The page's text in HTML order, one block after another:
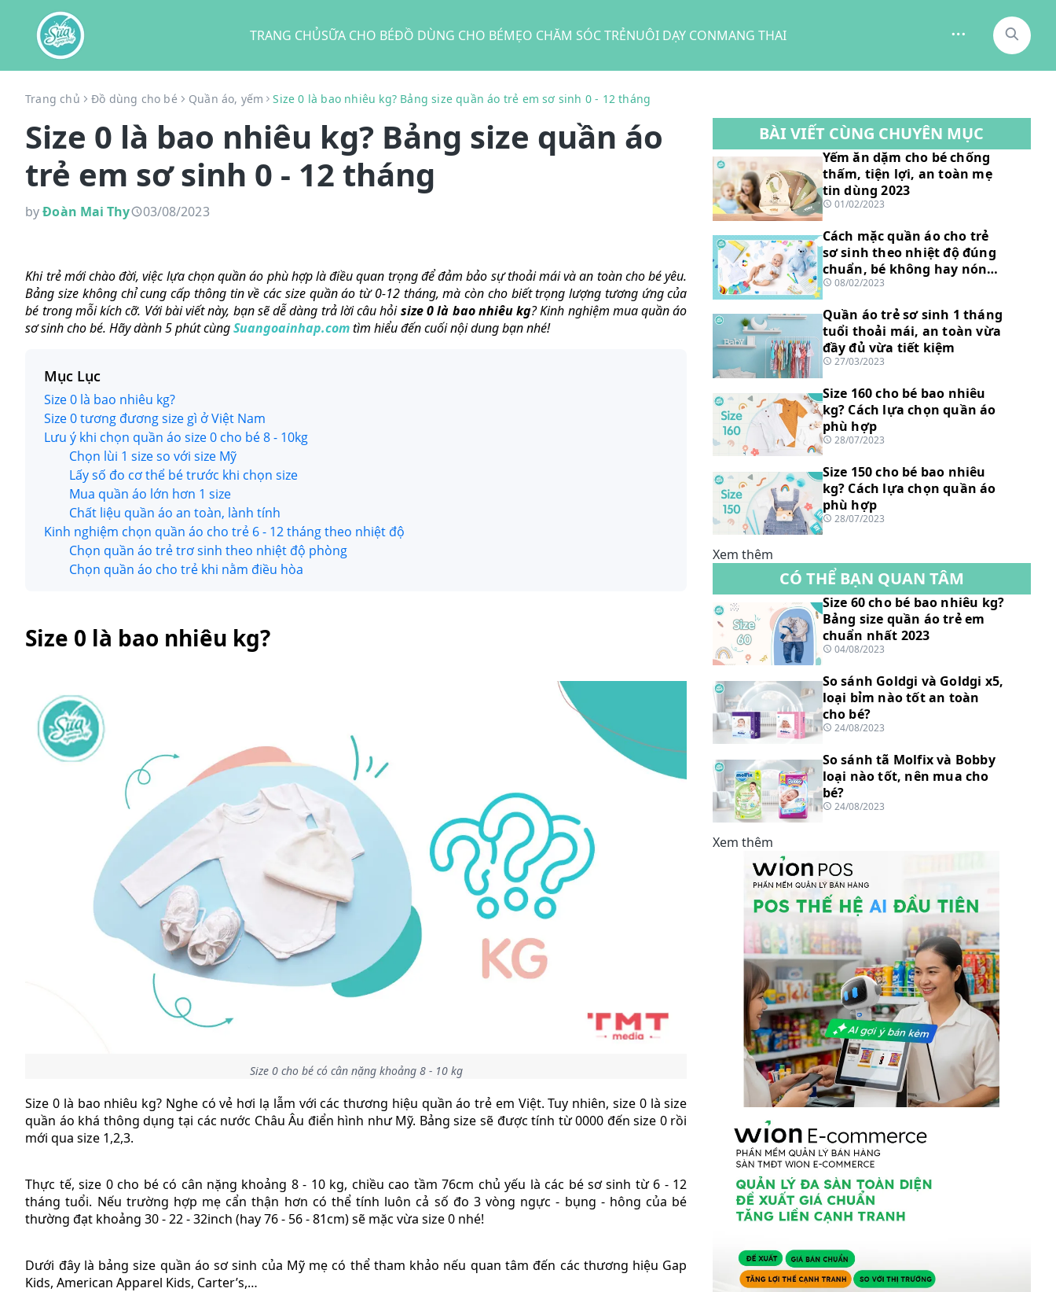
TRANG CHỦSỮA CHO BÉĐỒ DÙNG CHO BÉMẸO CHĂM SÓC TRẺNUÔI DẠY CONMANG THAI
Trang chủ Đồ dùng cho bé Quần áo, yếm Size 0 là bao nhiêu kg? Bảng size quần áo trẻ em sơ sinh 0 - 12 tháng
Size 0 là bao nhiêu kg? Bảng size quần áo
trẻ em sơ sinh 0 - 12 tháng
byĐoàn Mai Thy 03/08/2023
Khi trẻ mới chào đời, việc lựa chọn quần áo phù hợp là điều quan trọng để đảm bảo sự thoải mái và an toàn cho bé yêu.
Bảng size không chỉ cung cấp thông tin về các size quần áo từ 0-12 tháng, mà còn cho biết trọng lượng tương ứng của
bé trong mỗi kích cỡ. Với bài viết này, bạn sẽ dễ dàng trả lời câu hỏisize 0 là bao nhiêu kg? Kinh nghiệm mua quần áo
sơ sinh cho bé. Hãy dành 5 phút cùngSuangoainhap.comtìm hiểu đến cuối nội dung bạn nhé!
Mục Lục
Size 0 là bao nhiêu kg?
Size 0 tương đương size gì ở Việt Nam
Lưu ý khi chọn quần áo size 0 cho bé 8 - 10kg
Chọn lùi 1 size so với size Mỹ
Lấy số đo cơ thể bé trước khi chọn size
Mua quần áo lớn hơn 1 size
Chất liệu quần áo an toàn, lành tính
Kinh nghiệm chọn quần áo cho trẻ 6 - 12 tháng theo nhiệt độ
Chọn quần áo trẻ trơ sinh theo nhiệt độ phòng
Chọn quần áo cho trẻ khi nằm điều hòa
Size 0 là bao nhiêu kg?
Size 0 cho bé có cân nặng khoảng 8 - 10 kg
Size 0 là bao nhiêu kg? Nghe có vẻ hơi lạ lẫm với các thương hiệu quần áo trẻ em Việt. Tuy nhiên, size 0 là size
quần áo khá thông dụng tại các nước Châu Âu điển hình như Mỹ. Bảng size sẽ được tính từ 0000 đến size 0 rồi
mới qua size 1,2,3.
Thực tế, size 0 cho bé có cân nặng khoảng 8 - 10 kg, chiều cao tầm 76cm chủ yếu là các bé sơ sinh từ 6 - 12
tháng tuổi. Nếu trường hợp mẹ cẩn thận hơn có thể tính luôn cả số đo 3 vòng ngực - bụng - hông của bé
thường đạt khoảng 30 - 22 - 32inch (hay 76 - 56 - 81cm) sẽ mặc vừa size 0 nhé!
Dưới đây là bảng size quần áo sơ sinh của Mỹ mẹ có thể tham khảo nếu quan tâm đến các thương hiệu Gap
Kids, American Apparel Kids, Carter’s,…
BÀI VIẾT CÙNG CHUYÊN MỤC
Yếm ăn dặm cho bé chống
thấm, tiện lợi, an toàn mẹ
tin dùng 2023
01/02/2023
Cách mặc quần áo cho trẻ
sơ sinh theo nhiệt độ đúng
chuẩn, bé không hay nóng
lạnh
08/02/2023
Quần áo trẻ sơ sinh 1 tháng
tuổi thoải mái, an toàn vừa
đầy đủ vừa tiết kiệm
27/03/2023
Size 160 cho bé bao nhiêu
kg? Cách lựa chọn quần áo
phù hợp
28/07/2023
Size 150 cho bé bao nhiêu
kg? Cách lựa chọn quần áo
phù hợp
28/07/2023
Xem thêm
CÓ THỂ BẠN QUAN TÂM
Size 60 cho bé bao nhiêu kg?
Bảng size quần áo trẻ em
chuẩn nhất 2023
04/08/2023
So sánh Goldgi và Goldgi x5,
loại bỉm nào tốt an toàn
cho bé?
24/08/2023
So sánh tã Molfix và Bobby
loại nào tốt, nên mua cho
bé?
24/08/2023
Xem thêm